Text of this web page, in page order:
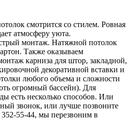
смотрится со стилем. Ровная
атмосферу уюта.
монтаж. Натяжной потолок
Также оказываем
карниза для штор, закладной,
декоративной вставки и
любого объема и сложности
огромный бассейн). Для
есть несколько способов. Или
звонок, или лучше позвоните
55-44, мы перезвоним в